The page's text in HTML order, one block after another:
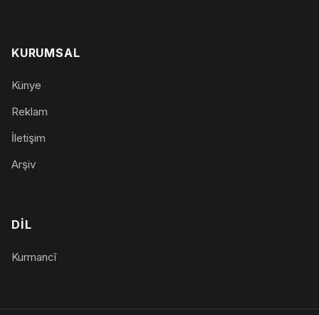
KURUMSAL
Künye
Reklam
İletişim
Arşiv
DIL
Kurmancî